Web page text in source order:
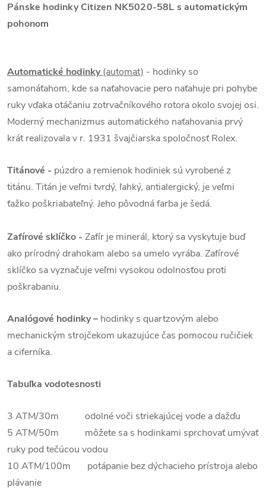
Pánske hodinky Citizen NK5020-58L s automatickým
pohonom
Automatické hodinky(automat) - hodinky so
samonáťahom, kde sa naťahovacie pero naťahuje pri pohybe
ruky vďaka otáčaniu zotrvačníkového rotora okolo svojej osi.
Moderný mechanizmus automatického naťahovania prvý
krát realizovala v r. 1931 švajčiarska spoločnosť Rolex.
Titánové - púzdro a remienok hodiniek sú vyrobené z
titánu. Titán je veľmi tvrdý, ľahký, antialergický, je veľmi
ťažko poškriabateľný. Jeho pôvodná farba je šedá.
Zafírové sklíčko - Zafír je minerál, ktorý sa vyskytuje buď
ako prírodný drahokam alebo sa umelo vyrába. Zafírové
sklíčko sa vyznačuje veľmi vysokou odolnosťou proti
poškrabaniu.
Analógové hodinky – hodinky s quartzovým alebo
mechanickým strojčekom ukazujúce čas pomocou ručičiek
a ciferníka.
Tabuľka vodotesnosti
3 ATM/30m odolné voči striekajúcej vode a dažďu
5 ATM/50m môžete sa s hodinkami sprchovať umývať
ruky pod tečúcou vodou
10 ATM/100m potápanie bez dýchacieho prístroja alebo
plávanie